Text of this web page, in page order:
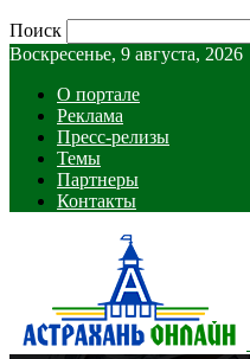
Поиск
Воскресенье, 9 августа, 2026
О портале
Реклама
Пресс-релизы
Темы
Партнеры
Контакты